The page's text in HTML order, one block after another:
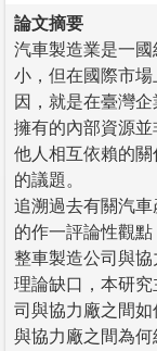
論文摘要
汽車製造業是一
小，但在國際市
因，就是在臺灣
擁有的內部資源
他人相互依賴的
的議題。
追溯過去有關汽
的作一評論性觀
整車製造公司與
理論缺口，本研
司與協力廠之間
與協力廠之間為